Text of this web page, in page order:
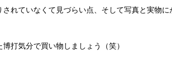
れていなくて見づらい点、そして写真と実物に
打気分で買い物しましょう（笑）